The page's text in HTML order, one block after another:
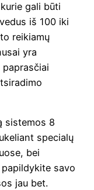
gali būti
iš 100 iki
reikiamų
yra
sistemos 8
specialų
bei
savo
jau bet.